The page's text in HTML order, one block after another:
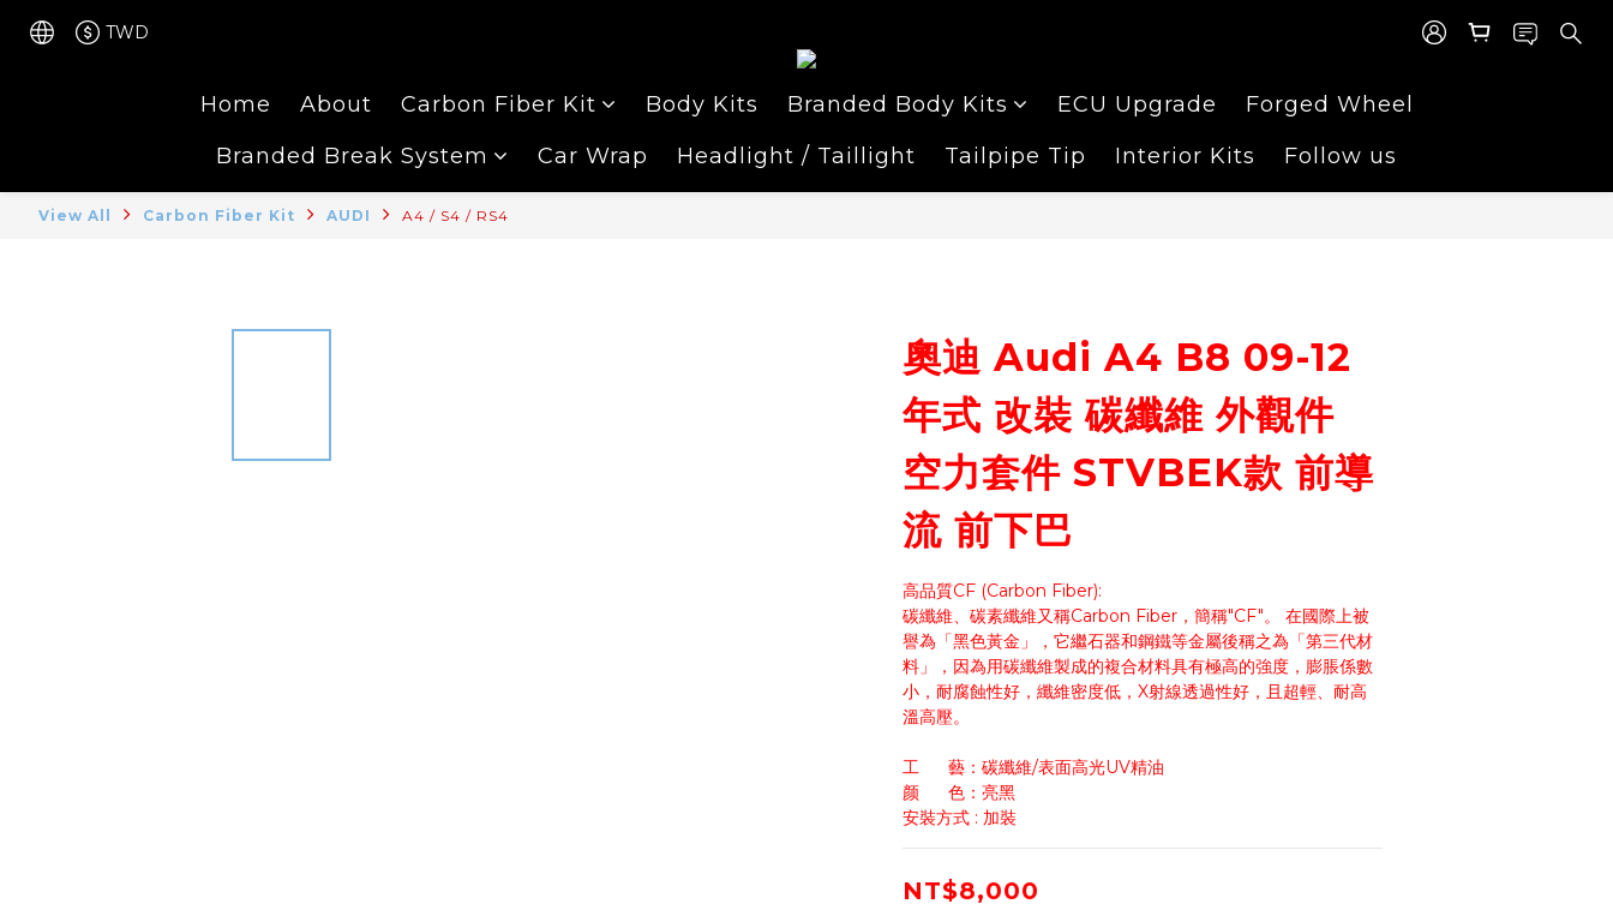
TWD
Home About Carbon Fiber Kit Body Kits Branded Body Kits ECU Upgrade
Forged Wheel
Branded Break System
Car Wrap Headlight / Taillight Tailpipe Tip Interior Kits Follow us
View All Carbon Fiber Kit AUDI A4 / S4 / RS4
奧迪 Audi A4 B8 09-12
年式 改裝 碳纖維 外觀件
空力套件 STVBEK款 前導
流 前下巴
高品質CF (Carbon Fiber):
碳纖維、碳素纖維又稱Carbon Fiber，簡稱"CF"。 在國際上被
譽為「黑色黃金」，它繼石器和鋼鐵等金屬後稱之為「第三代材
料」，因為用碳纖維製成的複合材料具有極高的強度，膨脹係數
小，耐腐蝕性好，纖維密度低，X射線透過性好，且超輕、耐高
溫高壓。
工      藝：碳纖維/表面高光UV精油
颜      色：亮黑
安裝方式 : 加裝
NT$8,000